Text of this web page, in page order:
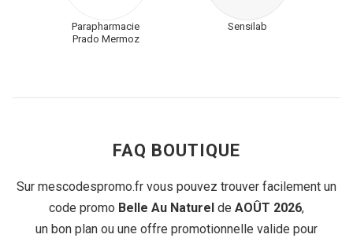
Parapharmacie
Prado Mermoz
Sensilab
FAQ BOUTIQUE
Sur mescodespromo.fr vous pouvez trouver facilement un
code promo Belle Au Naturel de AOÛT 2026,
un bon plan ou une offre promotionnelle valide pour